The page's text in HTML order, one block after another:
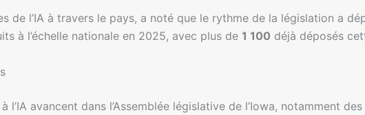
de l’IA à travers le pays, a noté que le rythme de la législation a
à l’échelle nationale en 2025, avec plus de 1 100 déjà déposés
l’IA avancent dans l’Assemblée législative de l’Iowa, notamment